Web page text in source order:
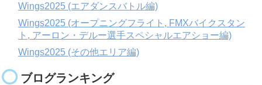
Wings2025 (エアダンスバトル編)
Wings2025 (オープニングフライト, FMXバイクスタン
ト, アーロン・デルー選手スペシャルエアショー編)
Wings2025 (その他エリア編)
ブログランキング